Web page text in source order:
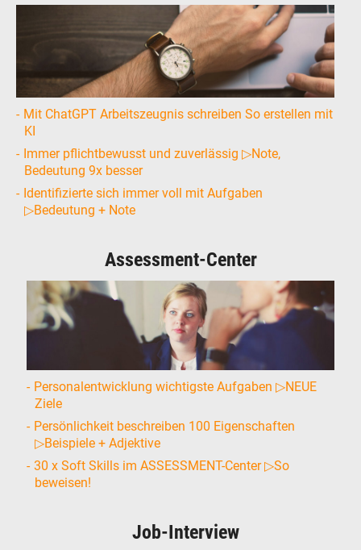
Mit ChatGPT Arbeitszeugnis schreiben So erstellen mit
KI
Immer pflichtbewusst und zuverlässig ▷Note,
Bedeutung 9x besser
Identifizierte sich immer voll mit Aufgaben
▷Bedeutung + Note
Assessment-Center
Personalentwicklung wichtigste Aufgaben ▷NEUE
Ziele
Persönlichkeit beschreiben 100 Eigenschaften
▷Beispiele + Adjektive
30 x Soft Skills im ASSESSMENT-Center ▷So
beweisen!
Job-Interview